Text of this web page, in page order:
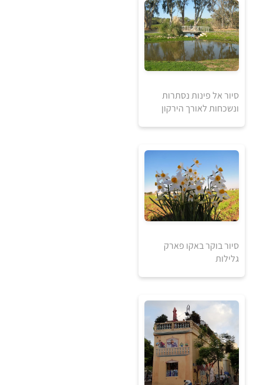
40
₪
למידע ולרכישה
40
למידע ולרכישה
סיור אל פינות נסתרות
ונשכחות לאורך הירקון
40
₪
למידע ולרכישה
סיור בוקר באקו פארק
גלילות